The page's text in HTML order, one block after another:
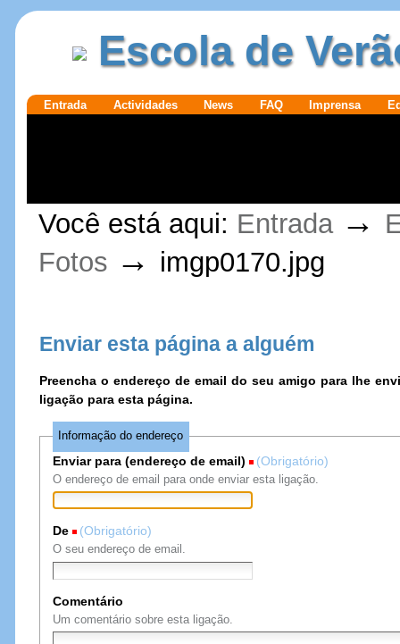
Ir para o
Escola de
SecçõesEntrada Actividades News FAQ Imprensa
Pessoais
Você está aqui: Entrada →
Fotos → imgp0170.jpg
Enviar esta página a alguém
Preencha o endereço de email do seu amigo para lhe
ligação para esta página.
Informação do endereço
Enviar para (endereço de email) (Obrigatório)
O endereço de email para onde enviar esta ligação.
De (Obrigatório)
O seu endereço de email.
Comentário
Um comentário sobre esta ligação.